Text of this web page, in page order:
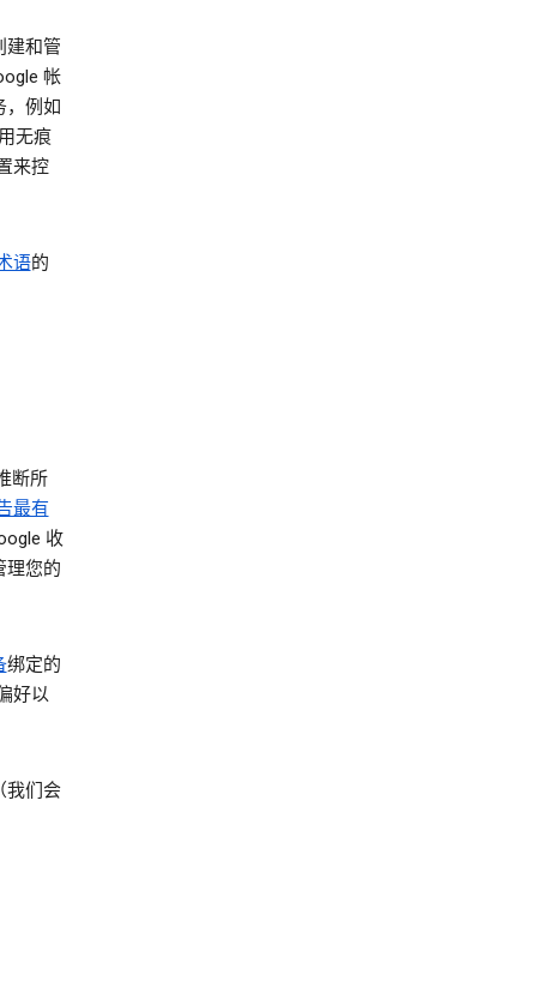
建和管
帐
，例如
无痕
来控
语的
断所
最有
收
理您的
绑定的
好以
我们会